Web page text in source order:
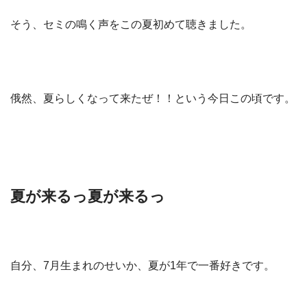
そう、セミの鳴く声をこの夏初めて聴きました。
俄然、夏らしくなって来たぜ！！という今日この頃です。
夏が来るっ夏が来るっ
自分、7月生まれのせいか、夏が1年で一番好きです。